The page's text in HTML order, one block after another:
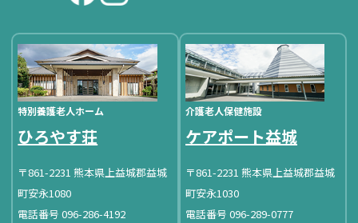
特別養護老人ホーム
ひろやす荘
〒861-2231 熊本県上益城郡益城
町安永1080
電話番号 096-286-4192
介護老人保健施設
ケアポート益城
〒861-2231 熊本県上益城郡益城
町安永1030
電話番号 096-289-0777